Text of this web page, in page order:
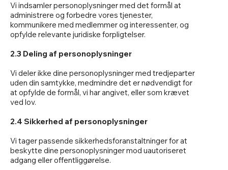
Vi indsamler personoplysninger med det formål at
administrere og forbedre vores tjenester,
kommunikere med medlemmer og interessenter, og
opfylde relevante juridiske forpligtelser.
2.3 Deling af personoplysninger
Vi deler ikke dine personoplysninger med tredjeparter
uden din samtykke, medmindre det er nødvendigt for
at opfylde de formål, vi har angivet, eller som krævet
ved lov.
2.4 Sikkerhed af personoplysninger
Vi tager passende sikkerhedsforanstaltninger for at
beskytte dine personoplysninger mod uautoriseret
adgang eller offentliggørelse.